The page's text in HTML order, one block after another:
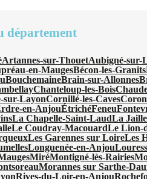
département
Artannes-sur-ThouetAubigné-sur-
en-MaugesBécon-les-Granits
BouchemaineBrain-sur-Allonnes
Chanteloup-les-Bois
sur-LayonCornillé-les-CavesCoron
en-AnjouÉtrichéFeneu
La Chapelle-Saint-LaudLa
Le Coudray-MacouardLe Lion-
Les Garennes sur LoireLes
Longuenée-en-Anjou
MiréMontigné-lès-Rairies
Morannes sur Sarthe-
Rives-du-Loir-en-Anjou